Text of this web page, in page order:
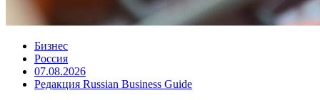
Бизнес
Россия
07.08.2026
Редакция Russian Business Guide